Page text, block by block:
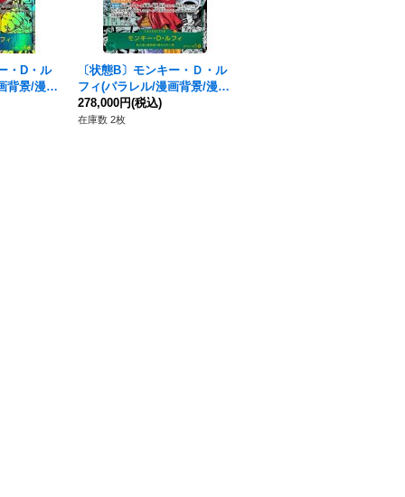
・D・ル
背景/漫画
118}
〔状態B〕モンキー・Ｄ・ル
フィ(パラレル/漫画背景/漫画
絵)【SEC/SP】{OP13-118}
278,000円(税込)
在庫数 2枚